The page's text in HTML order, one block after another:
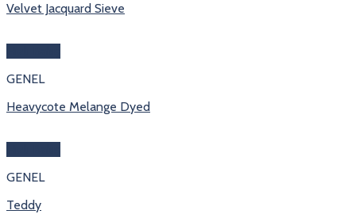
Velvet Jacquard Sieve
GENEL
Heavycote Melange Dyed
GENEL
Teddy